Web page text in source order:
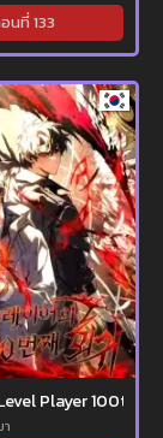
นที่ 133
Player 100th